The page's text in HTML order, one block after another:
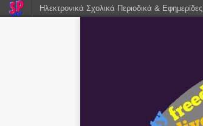
Ηλεκτρονικά Σχολικά Περιοδικά & Εφημερίδες